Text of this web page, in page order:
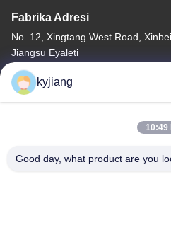
Fabrika Adresi
No. 12, Xingtang West Road,
Jiangsu Eyaleti
tele
86-133-8280-7820
kyjiang
10:49
Good day, what product are you